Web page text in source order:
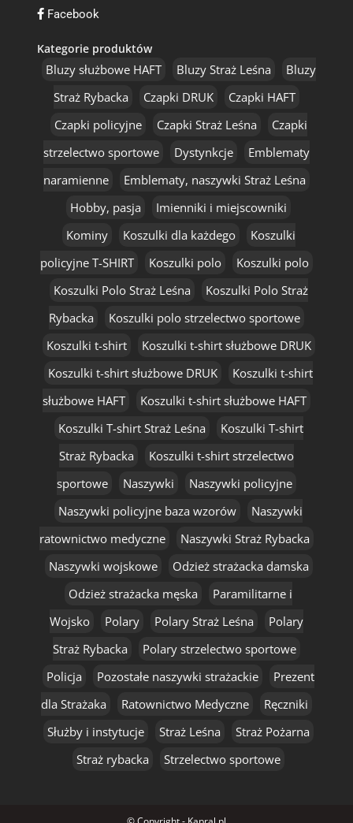
Facebook
Kategorie produktów
Bluzy służbowe HAFT Bluzy Straż Leśna
Bluzy
Straż Rybacka
Czapki DRUK
Czapki HAFT
Czapki policyjne
Czapki Straż Leśna
Czapki
strzelectwo sportowe
Dystynkcje
Emblematy
naramienne
Emblematy, naszywki Straż Leśna
Hobby, pasja
Imienniki i miejscowniki
Kominy
Koszulki dla każdego
Koszulki
policyjne T-SHIRT
Koszulki polo
Koszulki polo
Koszulki Polo Straż Leśna
Koszulki Polo Straż
Rybacka
Koszulki polo strzelectwo sportowe
Koszulki t-shirt
Koszulki t-shirt służbowe DRUK
Koszulki t-shirt służbowe DRUK
Koszulki t-shirt
służbowe HAFT
Koszulki t-shirt służbowe HAFT
Koszulki T-shirt Straż Leśna
Koszulki T-shirt
Straż Rybacka
Koszulki t-shirt strzelectwo
sportowe
Naszywki
Naszywki policyjne
Naszywki policyjne baza wzorów
Naszywki
ratownictwo medyczne
Naszywki Straż Rybacka
Naszywki wojskowe
Odzież strażacka damska
Odzież strażacka męska
Paramilitarne i
Wojsko
Polary Polary Straż Leśna
Polary
Straż Rybacka
Polary strzelectwo sportowe
Policja
Pozostałe naszywki strażackie
Prezent
dla Strażaka
Ratownictwo Medyczne
Ręczniki
Służby i instytucje
Straż Leśna
Straż Pożarna
Straż rybacka
Strzelectwo sportowe